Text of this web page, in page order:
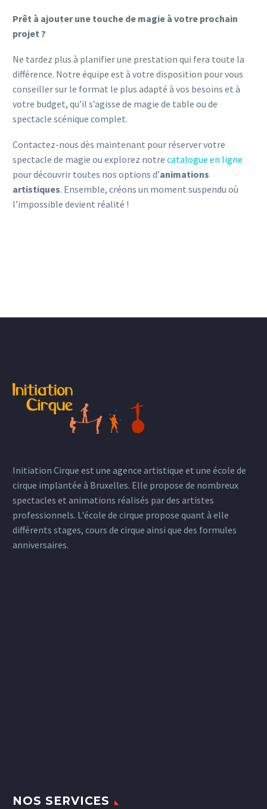
Prêt à ajouter une touche de magie à votre prochain
projet ?
Ne tardez plus à planifier une prestation qui fera toute la
différence. Notre équipe est à votre disposition pour vous
conseiller sur le format le plus adapté à vos besoins et à
votre budget, qu’il s’agisse de magie de table ou de
spectacle scénique complet.
Contactez-nous dès maintenant pour réserver votre
spectacle de magie ou explorez notre catalogue en ligne
pour découvrir toutes nos options d’animations
artistiques. Ensemble, créons un moment suspendu où
l’impossible devient réalité !
Initiation Cirque est une agence artistique et une école de
cirque implantée à Bruxelles. Elle propose de nombreux
spectacles et animations réalisés par des artistes
professionnels. L'école de cirque propose quant à elle
différents stages, cours de cirque ainsi que des formules
anniversaires.
NOS SERVICES